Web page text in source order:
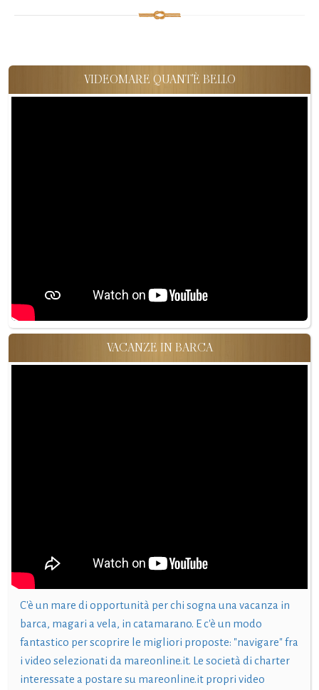
VIDEOMARE QUANT'È BELLO
VACANZE IN BARCA
C'è un mare di opportunità per chi sogna una vacanza in
barca, magari a vela, in catamarano. E c'è un modo
fantastico per scoprire le migliori proposte: "navigare" fra
i video selezionati da mareonline.it. Le società di charter
interessate a postare su mareonline.it propri video